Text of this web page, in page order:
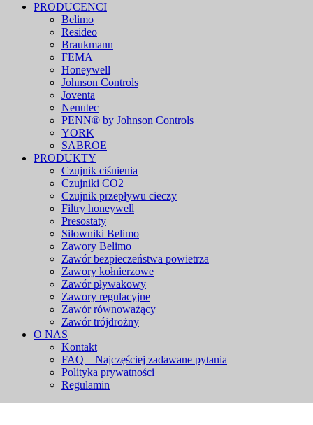
PRODUCENCI
Belimo
Resideo
Braukmann
FEMA
Honeywell
Johnson Controls
Joventa
Nenutec
PENN® by Johnson Controls
YORK
SABROE
PRODUKTY
Czujnik ciśnienia
Czujniki CO2
Czujnik przepływu cieczy
Filtry honeywell
Presostaty
Siłowniki Belimo
Zawory Belimo
Zawór bezpieczeństwa powietrza
Zawory kołnierzowe
Zawór pływakowy
Zawory regulacyjne
Zawór równoważący
Zawór trójdrożny
O NAS
Kontakt
FAQ – Najczęściej zadawane pytania
Polityka prywatności
Regulamin